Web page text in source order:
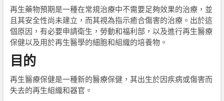
再生藥物預期是一種在常規治療中不需要足夠效果的治療，並
且其安全性尚未建立，而其視為指示癒合傷害的治療。出於這
個原因，有必要申請衛生，勞動和福利部，以及進行再生醫療
保健以及用於再生醫學的細胞和組織的培養物。
目的
再生醫療保健是一種新的醫療保健，其出生於因疾病或傷害而
失去的再生組織和器官。